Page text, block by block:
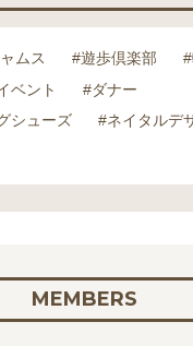
ムス #遊歩倶楽部
ベント
#ダナー
シューズ
#ネイタルデ
MEMBERS